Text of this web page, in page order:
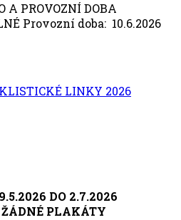
A PROVOZNÍ DOBA
Provozní doba: 10.6.2026
LINKY 2026
DO 2.7.2026
PLAKÁTY